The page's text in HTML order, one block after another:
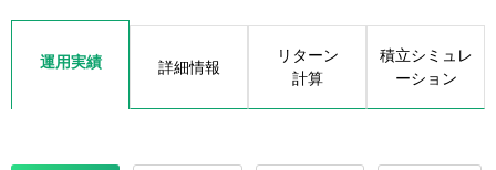
運用実績 詳細情報
リターン
計算
積立シミュレ
ーション